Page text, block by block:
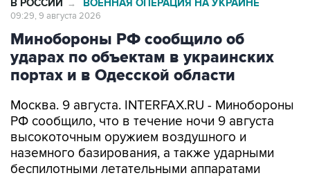
Минобороны РФ сообщило об
ударах по объектам в украинских
портах и в Одесской области
Москва. 9 августа. INTERFAX.RU - Минобороны
высокоточным оружием воздушного и
наземного базирования, а также ударными
беспилотными летательными аппаратами
поражены цели в украинских портах и в
Одесской области.